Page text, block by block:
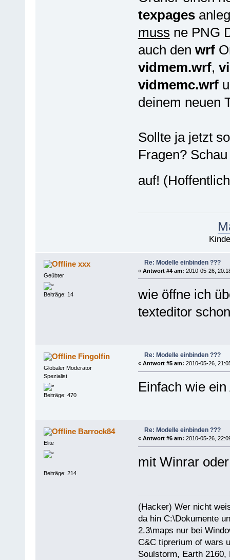
texpages
muss ne PNG
auch den wrf
vidmem.wrf,
vidmemc.wrf
deinem neuen
Sollte ja jetzt
Fragen?
auf!
xxx
Geübter
Beiträge: 14
Re: Modelle einbinden ???
« Antwort #4 am: 2010-05-26,
wie öffne ich
texteditor
Fingolfin
Globaler Moderator
Spezialist
Beiträge: 470
Re: Modelle einbinden ???
« Antwort #5 am: 2010-05-26,
Einfach wie
Barrock84
Elite
Beiträge: 214
Re: Modelle einbinden ???
« Antwort #6 am: 2010-05-26,
mit Winrar
(Hacker) Wer nicht
da hin C:\Dokumente
2.3\maps nur bei
C&C tiprerium of wars
Soulstorm, Earth